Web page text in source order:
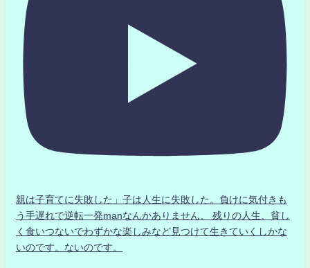
親は子育てに失敗した」子は人生に失敗した。負けに気付きも
う手遅れで逆転一発manなんかありません、 残りの人生、貧し
く食いつないでわずかな楽しみなど見つけて生きていくしかな
いのです。ないのです。